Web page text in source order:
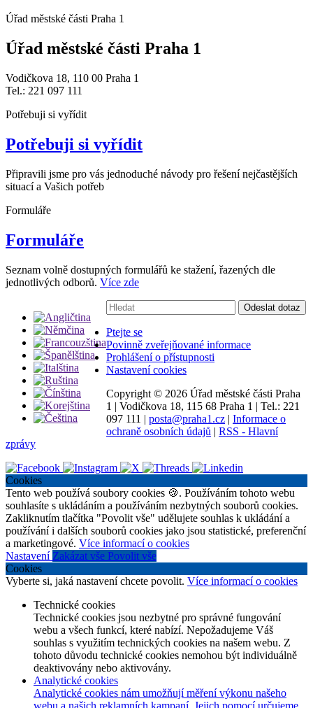
Úřad městské části Praha 1
Úřad městské části Praha 1
Vodičkova 18, 110 00 Praha 1
Tel.: 221 097 111
Potřebuji si vyřídit
Potřebuji si vyřídit
Připravili jsme pro vás jednoduché návody pro řešení nejčastějších
situací a Vašich potřeb
Formuláře
Formuláře
Seznam volně dostupných formulářů ke stažení, řazených dle
jednotlivých odborů. Více zde
Vyhledávání:
Odeslat dotaz
Ptejte se
Povinně zveřejňované informace
Prohlášení o přístupnosti
Nastavení cookies
Copyright © 2026 Úřad městské části Praha
1 | Vodičkova 18, 115 68 Praha 1 | Tel.: 221
097 111 | posta@praha1.cz | Informace o
ochraně osobních údajů | RSS - Hlavní
zprávy
Cookies
Tento web používá soubory cookies 🍪. Používáním tohoto webu
souhlasíte s ukládáním a používáním nezbytných souborů cookies.
Zakliknutím tlačítka "Povolit vše" udělujete souhlas k ukládání a
používání i dalších souborů cookies jako jsou statistické, preferenční
a marketingové. Více informací o cookies
Nastavení Zakázat vše Povolit vše
Cookies
Vyberte si, jaká nastavení chcete povolit. Více informací o cookies
Technické cookies
Technické cookies jsou nezbytné pro správné fungování
webu a všech funkcí, které nabízí. Nepožadujeme Váš
souhlas s využitím technických cookies na našem webu. Z
tohoto důvodu technické cookies nemohou být individuálně
deaktivovány nebo aktivovány.
Analytické cookies
Analytické cookies nám umožňují měření výkonu našeho
webu a našich reklamních kampaní. Jejich pomocí určujeme